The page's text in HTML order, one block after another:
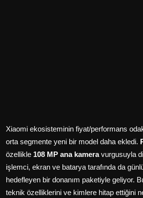
Xiaomi ekosisteminin fiyat/performans
orta segmente yeni bir model daha ekledi.
özellikle 108 MP ana kamera vurgusuyla
işlemci, ekran ve batarya tarafında da
hedefleyen bir donanım paketiyle geliyor.
teknik özelliklerini ve kimlere hitap ettiğini